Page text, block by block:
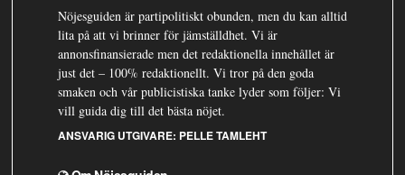
Nöjesguiden är partipolitiskt obunden, men du kan alltid
lita på att vi brinner för jämställdhet. Vi är
annonsfinansierade men det redaktionella innehållet är
just det – 100% redaktionellt. Vi tror på den goda
smaken och vår publicistiska tanke lyder som följer: Vi
vill guida dig till det bästa nöjet.
ANSVARIG UTGIVARE: PELLE TAMLEHT